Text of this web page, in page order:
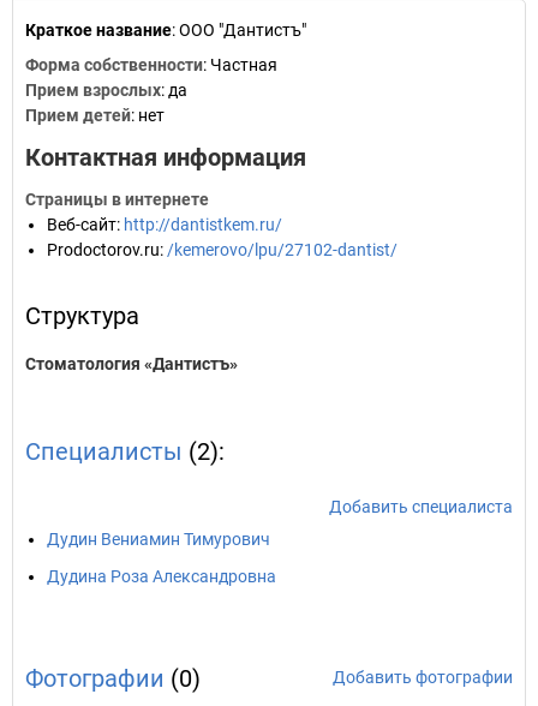
Краткое название:ООО "Дантистъ"
Форма собственности: Частная
Прием взрослых: да
Прием детей: нет
Контактная информация
Страницы в интернете
Веб-сайт: http://dantistkem.ru/
Prodoctorov.ru: /kemerovo/lpu/27102-dantist/
Структура
Стоматология «Дантистъ»
Специалисты (2):
Добавить специалиста
Дудин Вениамин Тимурович
Дудина Роза Александровна
Фотографии (0) Добавить фотографии